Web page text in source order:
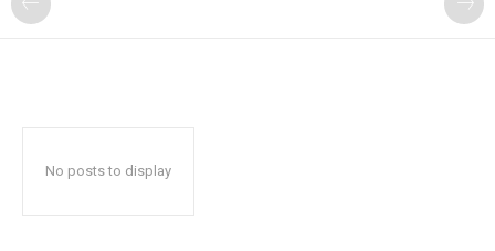
No posts to display